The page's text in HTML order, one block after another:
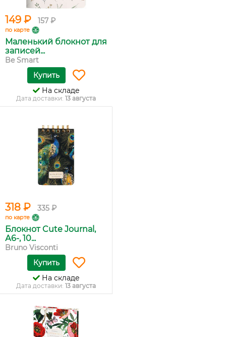
149 ₽ 157 ₽
по карте
Маленький блокнот для
записей...
Be Smart
Купить
На складе
Дата доставки: 13 августа
318 ₽ 335 ₽
по карте
Блокнот Cute Journal,
А6-, 10...
Bruno Visconti
Купить
На складе
Дата доставки: 13 августа